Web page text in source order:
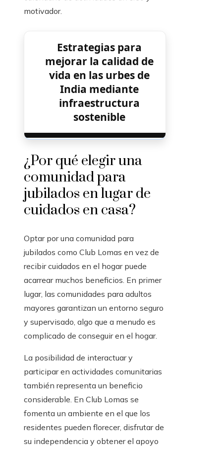
motivador.
Estrategias para
mejorar la calidad de
vida en las urbes de
India mediante
infraestructura
sostenible
¿Por qué elegir una
comunidad para
jubilados en lugar de
cuidados en casa?
Optar por una comunidad para
jubilados como Club Lomas en vez de
recibir cuidados en el hogar puede
acarrear muchos beneficios. En primer
lugar, las comunidades para adultos
mayores garantizan un entorno seguro
y supervisado, algo que a menudo es
complicado de conseguir en el hogar.
La posibilidad de interactuar y
participar en actividades comunitarias
también representa un beneficio
considerable. En Club Lomas se
fomenta un ambiente en el que los
residentes pueden florecer, disfrutar de
su independencia y obtener el apoyo